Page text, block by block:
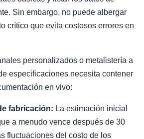
Sin embargo, no puede albergar
crítico que evita costosos errores en
personalizados o metalistería a
especificaciones necesita contener
en vivo:
fabricación: La estimación inicial
a menudo vence después de 30
fluctuaciones del costo de los